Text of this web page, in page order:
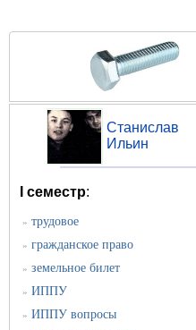
Станислав
Ильин
I семестр:
» трудовое
» гражданское право
» земельное билет
» ИППУ
» ИППУ вопросы